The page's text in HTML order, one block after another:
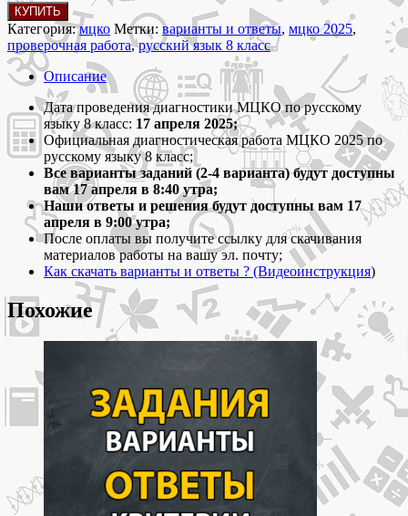
Количество
товара
17
апреля
2025
Диагностическая
работа
МЦКО
по
русскому
языку
класс
варианты
ответы
КУПИТЬ
Категория:мцко Метки:варианты и ответы, мцко 2025,
проверочная работа,русский язык 8 класс
Описание
Дата проведения диагностики МЦКО по русскому
языку 8 класс: 17 апреля 2025;
Официальная диагностическая работа МЦКО 2025 по
русскому языку 8 класс;
Все варианты заданий (2-4 варианта) будут доступны
вам 17 апреля в 8:40 утра;
Наши ответы и решения будут доступны вам 17
апреля в 9:00 утра;
После оплаты вы получите ссылку для скачивания
материалов работы на вашу эл. почту;
Как скачать варианты и ответы ? (Видеоинструкция)
Похожие